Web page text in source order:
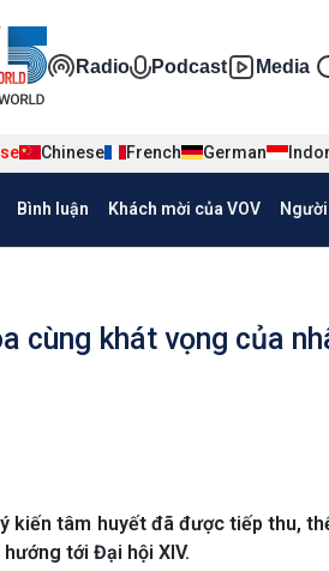
Đa phương tiện
Radio Podcast Media
Chinese French German
Bình luận Khách mời của VOV
cùng khát vọng của
kiến tâm huyết đã được tiếp thu,
tới Đại hội XIV.